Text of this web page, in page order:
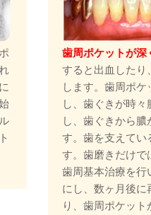
歯周ポケットが深
すると出血したり
します。歯周ポ
し、歯ぐきが時
し、歯ぐきから膿
す。歯を支えてい
す。歯磨きだけで
歯周基本治療を行
にし、数ヶ月後に
り、歯周ポケッ